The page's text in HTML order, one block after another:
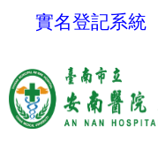
實名登記系統